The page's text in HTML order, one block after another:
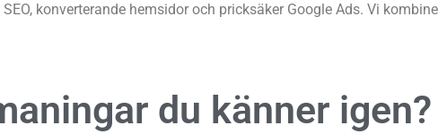
konverterande hemsidor och pricksäker Google Ads. Vi
du känner igen?